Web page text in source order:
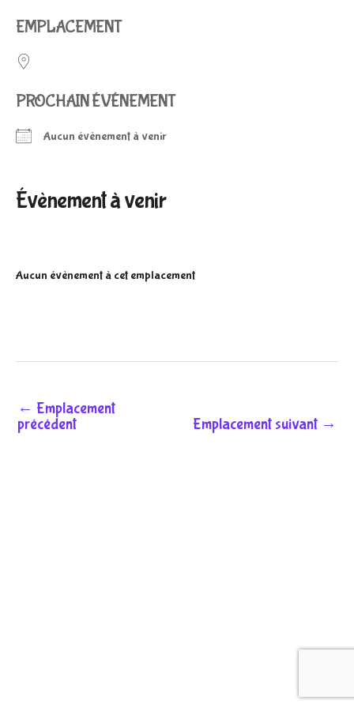
EMPLACEMENT
PROCHAIN ÉVÉNEMENT
Aucun évènement à venir
Évènement à venir
Aucun évènement à cet emplacement
← Emplacement
précédent
Emplacement suivant →